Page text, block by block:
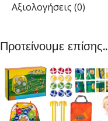
Αξιολογήσεις (0)
Προτείνουμε επίσης..